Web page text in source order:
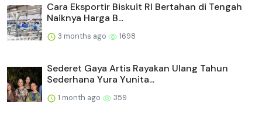
Cara Eksportir Biskuit RI Bertahan di Tengah
Naiknya Harga B...
3 months ago 1698
Sederet Gaya Artis Rayakan Ulang Tahun
Sederhana Yura Yunita...
1 month ago 359